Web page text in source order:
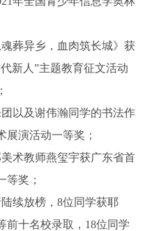
葬异乡，血肉筑长城》获
新人”主题教育征文活动
以及谢伟瀚同学的书法作
演活动一等奖；
术教师燕玺宇获广东省首
等奖；
续放榜，8位同学获耶
前十名校录取，18位同学